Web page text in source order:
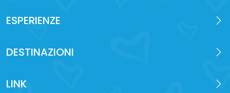
ESPERIENZE
DESTINAZIONI
LINK